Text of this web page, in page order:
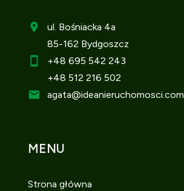
ul. Bośniacka 4a
85-162 Bydgoszcz
+48 695 542 243
+48 512 216 502
agata@ideanieruchomosci.com
MENU
Strona główna